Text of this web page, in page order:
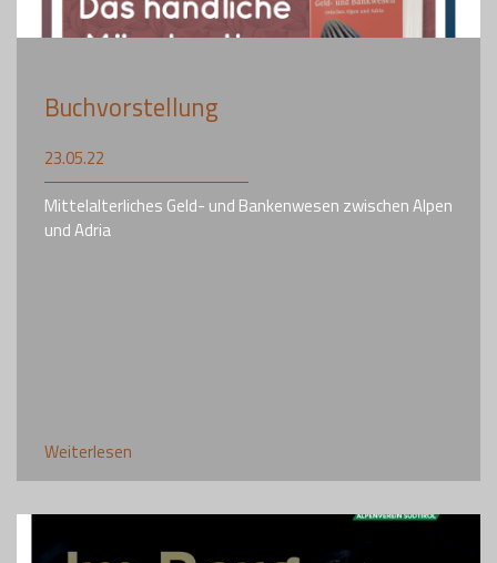
Buchvorstellung
23.05.22
Mittelalterliches Geld- und Bankenwesen zwischen Alpen
und Adria
Weiterlesen